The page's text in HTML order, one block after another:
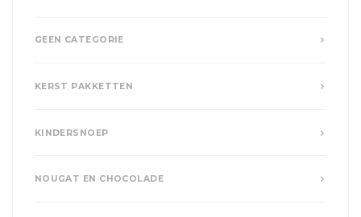
GEEN CATEGORIE
KERST PAKKETTEN
KINDERSNOEP
NOUGAT EN CHOCOLADE